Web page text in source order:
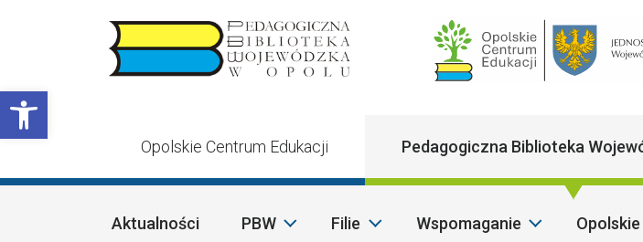
Otwórz pasek narzędzi
Opolskie Centrum Edukacji Pedagogiczna Biblioteka
Aktualności PBW Filie Wspomaganie